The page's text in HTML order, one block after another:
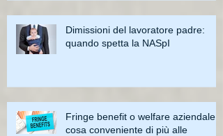
Dimissioni del lavoratore padre:
quando spetta la NASpI
Fringe benefit o welfare aziendale:
cosa conveniente di più alle